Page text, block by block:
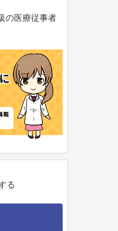
の医療従事者
る